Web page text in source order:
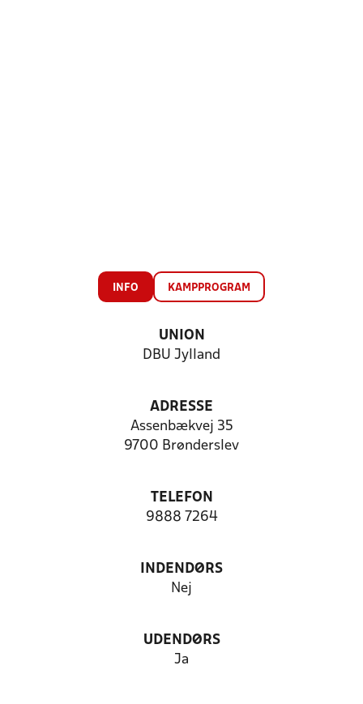
INFO KAMPPROGRAM
UNION
DBU Jylland
ADRESSE
Assenbækvej 35
9700 Brønderslev
TELEFON
9888 7264
INDENDØRS
Nej
UDENDØRS
Ja